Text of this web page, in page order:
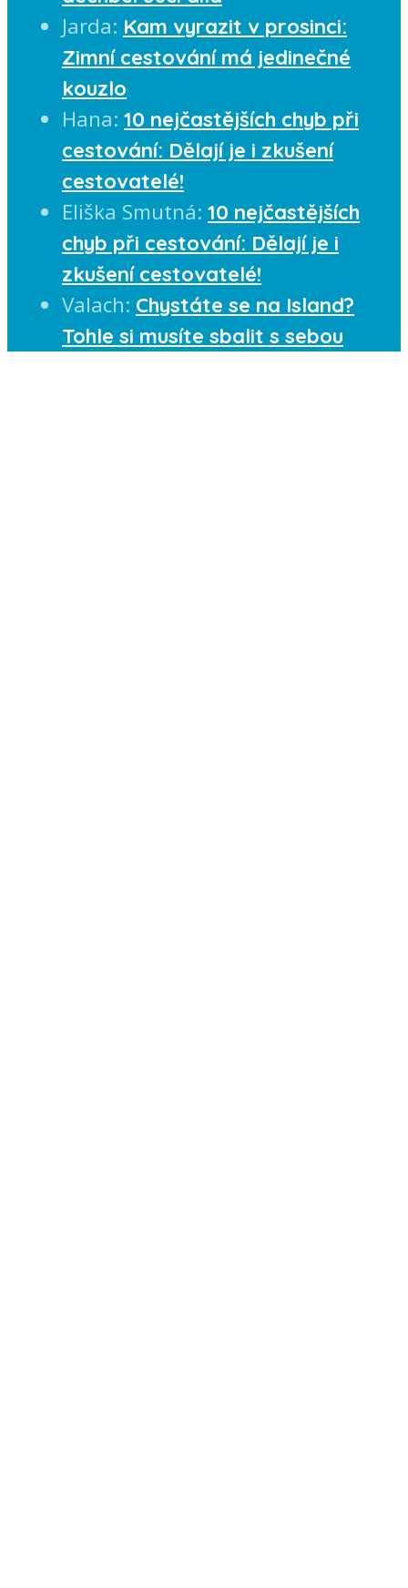
Jarda: Kam vyrazit v prosinci:
Zimní cestování má jedinečné
kouzlo
Hana: 10 nejčastějších chyb při
cestování: Dělají je i zkušení
cestovatelé!
Eliška Smutná: 10 nejčastějších
chyb při cestování: Dělají je i
zkušení cestovatelé!
Valach: Chystáte se na Island?
Tohle si musíte sbalit s sebou